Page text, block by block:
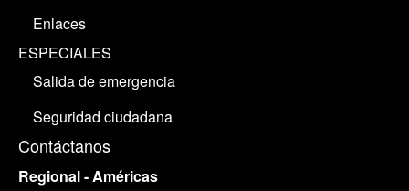
Enlaces
ESPECIALES
Salida de emergencia
Seguridad ciudadana
Contáctanos
Regional - Américas